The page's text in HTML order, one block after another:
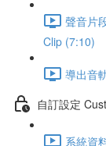
聲音片
Clip (7:10)
導出音
自訂設定
系統資